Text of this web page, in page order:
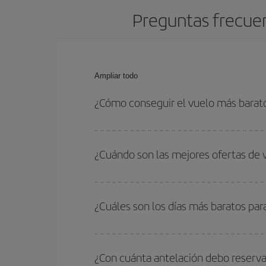
Preguntas
Ampliar todo
¿Cómo conseguir el vuelo más
fechas y horarios de ida y vuelta.
¿Cuándo son las mejores ofertas de
periodos de vacaciones escolares son
precios encontrarás.
¿Cuáles son los días más baratos
quieres ir y en qué fechas habías pensado
¿Con cuánta antelación debo